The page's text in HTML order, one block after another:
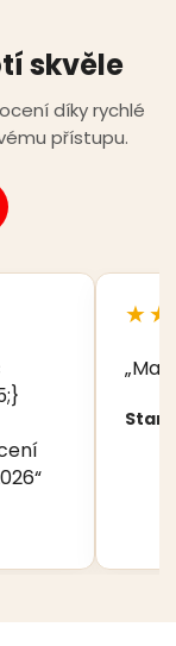
skvěle
díky rychlé
přístupu.